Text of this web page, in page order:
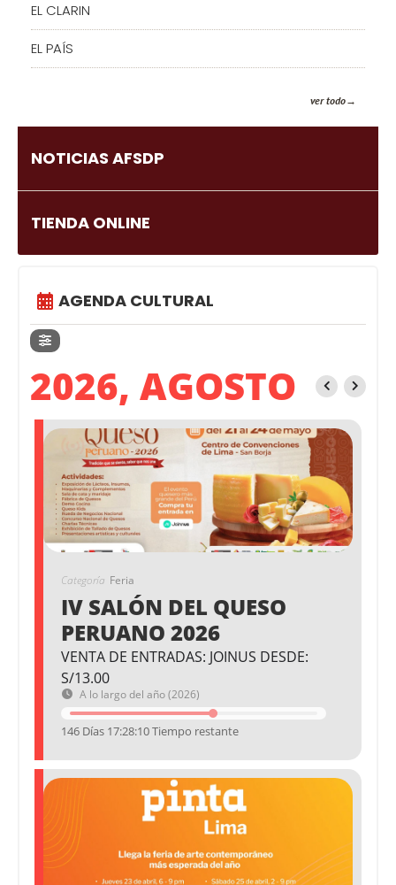
EL CLARIN
EL PAÍS
ver todo
NOTICIAS AFSDP
TIENDA ONLINE
AGENDA CULTURAL
2026, AGOSTO
Categoría Feria
IV SALÓN DEL QUESO
PERUANO 2026
VENTA DE ENTRADAS: JOINUS DESDE:
S/13.00
A lo largo del año (2026)
146 Días 17:28:10 Tiempo restante